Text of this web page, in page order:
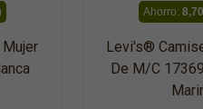
Ahorro:
Levi's®
De M/c